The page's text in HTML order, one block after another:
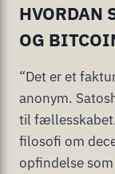
HVORDAN
OG
“Det er et
anonym.
til
filosofi om
opfindelse